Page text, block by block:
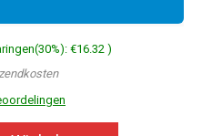
€16.32 )